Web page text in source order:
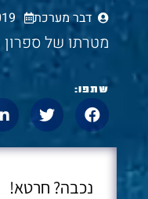
דבר מערכת
מטרתו של
שתפו:
נכבה? חרטא!